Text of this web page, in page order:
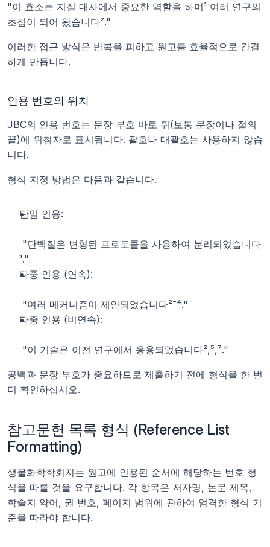
"이 효소는 지질 대사에서 중요한 역할을 하며¹ 여러 연구의
초점이 되어 왔습니다²."
이러한 접근 방식은 반복을 피하고 원고를 효율적으로 간결
하게 만듭니다.
인용 번호의 위치
JBC의 인용 번호는 문장 부호 바로 뒤(보통 문장이나 절의
끝)에 위첨자로 표시됩니다. 괄호나 대괄호는 사용하지 않습
니다.
형식 지정 방법은 다음과 같습니다.
단일 인용:
¹."
다중 인용 (연속):
"여러 메커니즘이 제안되었습니다²⁻⁴."
다중 인용 (비연속):
"이 기술은 이전 연구에서 응용되었습니다²,⁵,⁷."
공백과 문장 부호가 중요하므로 제출하기 전에 형식을 한 번
더 확인하십시오.
참고문헌 목록 형식 (Reference List
Formatting)
생물화학학회지는 원고에 인용된 순서에 해당하는 번호 형
식을 따를 것을 요구합니다. 각 항목은 저자명, 논문 제목,
학술지 약어, 권 번호, 페이지 범위에 관하여 엄격한 형식 기
준을 따라야 합니다.